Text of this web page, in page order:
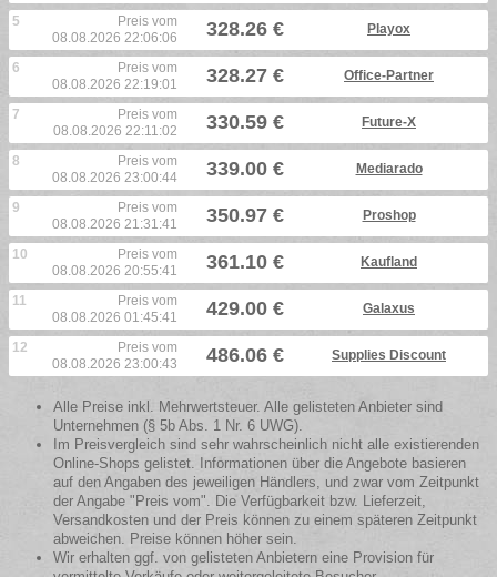
5
Preis vom
08.08.2026 22:06:06
328.26 € Playox
6
Preis vom
08.08.2026 22:19:01
328.27 € Office-Partner
7
Preis vom
08.08.2026 22:11:02
330.59 € Future-X
8
Preis vom
08.08.2026 23:00:44
339.00 € Mediarado
9
Preis vom
08.08.2026 21:31:41
350.97 € Proshop
10
Preis vom
08.08.2026 20:55:41
361.10 € Kaufland
11
Preis vom
08.08.2026 01:45:41
429.00 € Galaxus
12
Preis vom
08.08.2026 23:00:43
486.06 € Supplies Discount
Alle Preise inkl. Mehrwertsteuer. Alle gelisteten Anbieter sind
Unternehmen (§ 5b Abs. 1 Nr. 6 UWG).
Im Preisvergleich sind sehr wahrscheinlich nicht alle existierenden
Online-Shops gelistet. Informationen über die Angebote basieren
auf den Angaben des jeweiligen Händlers, und zwar vom Zeitpunkt
der Angabe "Preis vom". Die Verfügbarkeit bzw. Lieferzeit,
Versandkosten und der Preis können zu einem späteren Zeitpunkt
abweichen. Preise können höher sein.
Wir erhalten ggf. von gelisteten Anbietern eine Provision für